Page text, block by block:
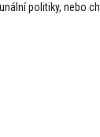
politiky, nebo